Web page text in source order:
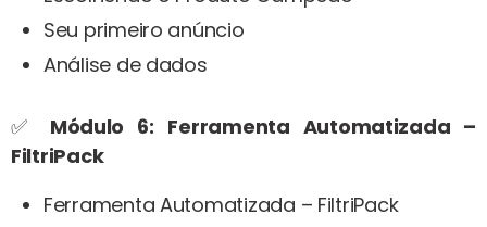
Seu primeiro anúncio
Análise de dados
✅ Módulo 6: Ferramenta Automatizada –
FiltriPack
Ferramenta Automatizada – FiltriPack